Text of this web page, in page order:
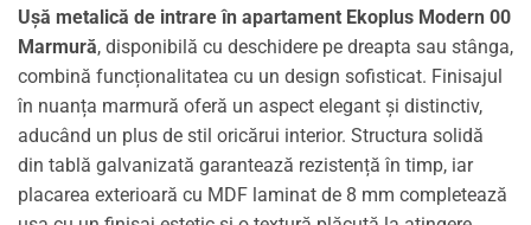
Ușă metalică de intrare în apartament Ekoplus Modern 00
Marmură, disponibilă cu deschidere pe dreapta sau stânga,
combină funcționalitatea cu un design sofisticat. Finisajul
în nuanța marmură oferă un aspect elegant și distinctiv,
aducând un plus de stil oricărui interior. Structura solidă
din tablă galvanizată garantează rezistență în timp, iar
placarea exterioară cu MDF laminat de 8 mm completează